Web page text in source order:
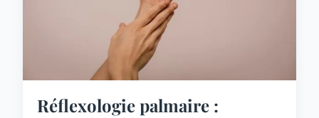
Réflexologie palmaire :